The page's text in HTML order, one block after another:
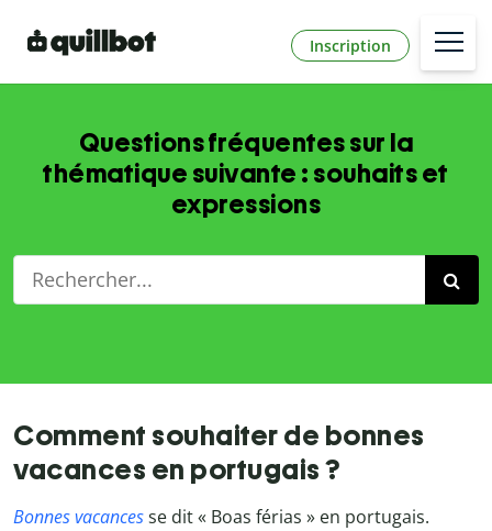
Inscription
Questions fréquentes sur la
thématique suivante : souhaits et
expressions
Comment souhaiter de bonnes
vacances en portugais ?
Bonnes vacancesse dit « Boas férias » en portugais.